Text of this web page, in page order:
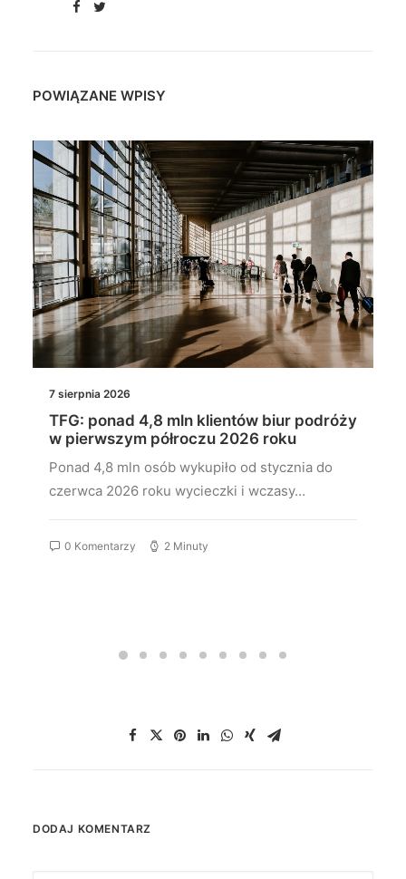
POWIĄZANE WPISY
7 sierpnia 2026
TFG: ponad 4,8 mln klientów biur podróży
w pierwszym półroczu 2026 roku
Ponad 4,8 mln osób wykupiło od stycznia do
czerwca 2026 roku wycieczki i wczasy…
0 Komentarzy 2 Minuty
DODAJ KOMENTARZ